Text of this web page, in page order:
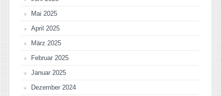
Mai 2025
April 2025
März 2025
Februar 2025
Januar 2025
Dezember 2024